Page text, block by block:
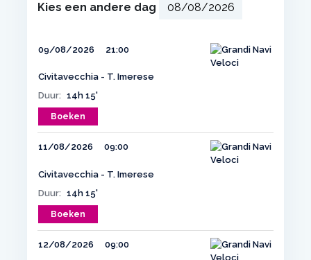
Kies een andere dag
09/08/2026 21:00
Civitavecchia - T. Imerese
Duur: 14h 15'
Boeken
11/08/2026 09:00
Civitavecchia - T. Imerese
Duur: 14h 15'
Boeken
12/08/2026 09:00